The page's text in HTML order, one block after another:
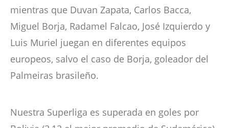
mientras que Duvan Zapata, Carlos Bacca,
Miguel Borja, Radamel Falcao, José Izquierdo y
Luis Muriel juegan en diferentes equipos
europeos, salvo el caso de Borja, goleador del
Palmeiras brasileño.
Nuestra Superliga es superada en goles por